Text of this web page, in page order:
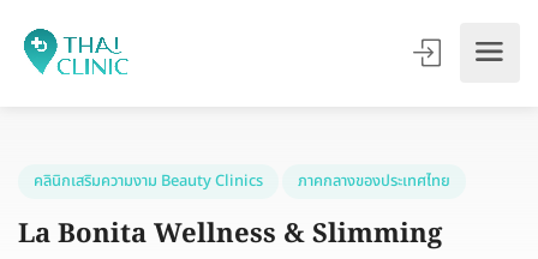
คลินิกเสริมความงาม Beauty Clinics